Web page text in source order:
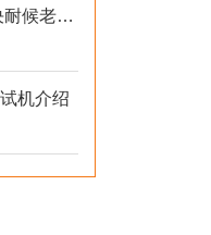
德瑞检测DR-H301厂家：解决耐候老化偏差2026选型标准
机介绍